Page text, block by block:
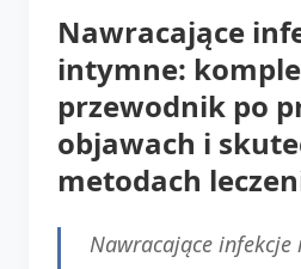
Nawracające
intymne:
przewodnik po
objawach i
metodach
Nawracające infekcje